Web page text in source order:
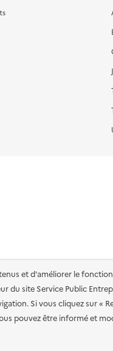
et d'améliorer le
du site Service Public
Si vous cliquez sur «
pouvez être informé et
Accessibilité des services en